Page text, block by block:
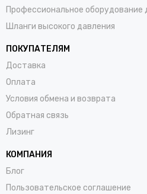
Профессиональное оборудование
Шланги высокого давления
ПОКУПАТЕЛЯМ
Доставка
Оплата
Условия обмена и возврата
Обратная связь
Лизинг
КОМПАНИЯ
Блог
Пользовательское соглашение